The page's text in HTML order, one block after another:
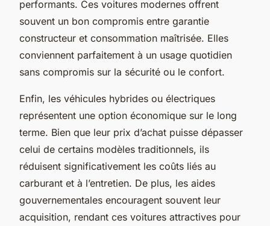
performants. Ces voitures modernes offrent
souvent un bon compromis entre garantie
constructeur et consommation maîtrisée. Elles
conviennent parfaitement à un usage quotidien
sans compromis sur la sécurité ou le confort.
Enfin, les véhicules hybrides ou électriques
représentent une option économique sur le long
terme. Bien que leur prix d’achat puisse dépasser
celui de certains modèles traditionnels, ils
réduisent significativement les coûts liés au
carburant et à l’entretien. De plus, les aides
gouvernementales encouragent souvent leur
acquisition, rendant ces voitures attractives pour